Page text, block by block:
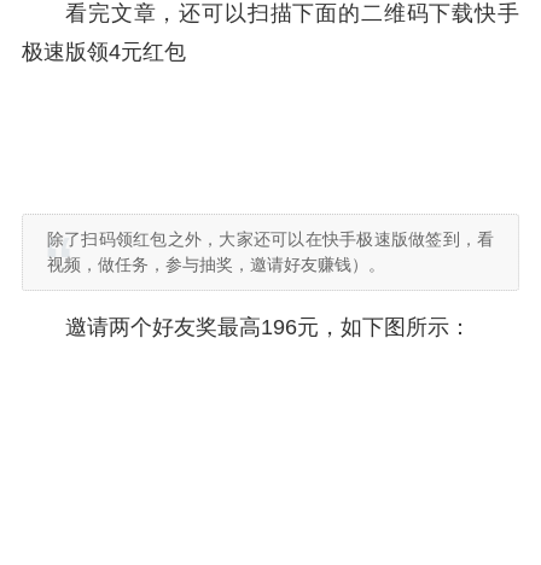
看完文章，还可以扫描下面的二维码下载快手
极速版领4元红包
除了扫码领红包之外，大家还可以在快手极速版做签到，看
视频，做任务，参与抽奖，邀请好友赚钱）。
邀请两个好友奖最高196元，如下图所示：